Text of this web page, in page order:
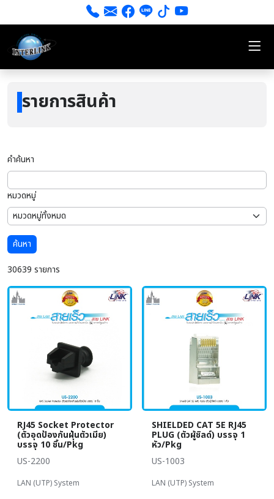
รายการสินค้า
คำค้นหา
หมวดหมู่
ค้นหา
30639 รายการ
RJ45 Socket Protector
(ตัวอุดป้องกันฝุ่นตัวเมีย)
บรรจุ 10 ชิ้น/Pkg
US-2200
LAN (UTP) System
SHIELDED CAT 5E RJ45
PLUG (ตัวผู้ชิลด์) บรรจุ 1
หัว/Pkg
US-1003
LAN (UTP) System